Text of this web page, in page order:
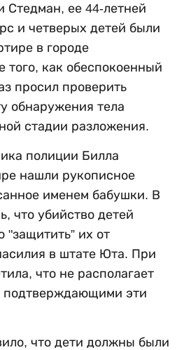
Стедман, ее 44-летней
и четверых детей были
в городе
того, как обеспокоенный
просил проверить
обнаружения тела
стадии разложения.
полиции Билла
нашли рукописное
именем бабушки. В
что убийство детей
их от
в штате Юта. При
что не располагает
подтверждающими эти
что дети должны были